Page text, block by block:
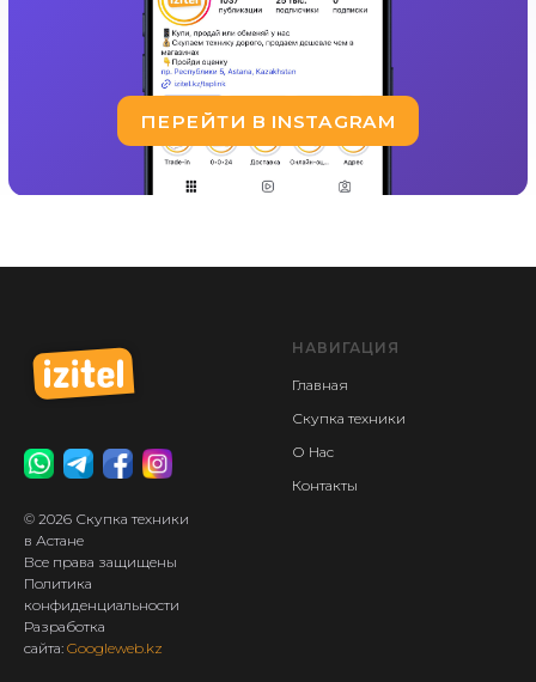
© 2026 Скупка техники
в Астане
Все права защищены
Политика
конфиденциальности
Разработка
сайта: Googleweb.kz
НАВИГАЦИЯ
Главная
Скупка техники
О Нас
Контакты